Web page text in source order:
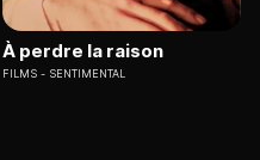
À perdre la raison
FILMS SENTIMENTAL